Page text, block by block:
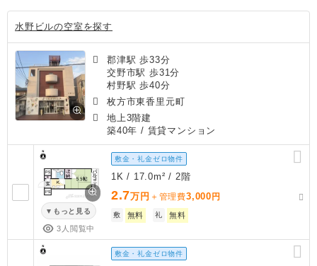
水野ビルの空室を探す
郡津駅 歩33分
交野市駅 歩31分
村野駅 歩40分
枚方市東香里元町
地上3階建
築40年 / 賃貸マンション
もっと見る
3人閲覧中
敷金・礼金ゼロ物件
1K / 17.0m² / 2階
2.7万円 ＋管理費3,000 円
敷 無料 礼 無料
敷金・礼金ゼロ物件